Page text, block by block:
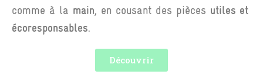
comme à la main, en cousant des pièces utiles et
écoresponsables.
Découvrir